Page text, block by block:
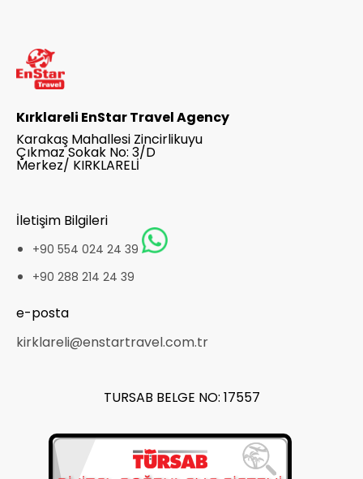
Kırklareli EnStar Travel Agency
Karakaş Mahallesi Zincirlikuyu
Çıkmaz Sokak No: 3/D
Merkez/ KIRKLARELİ
İletişim Bilgileri
+90 554 024 24 39
+90 288 214 24 39
e-posta
kirklareli@enstartravel.com.tr
TURSAB BELGE NO: 17557